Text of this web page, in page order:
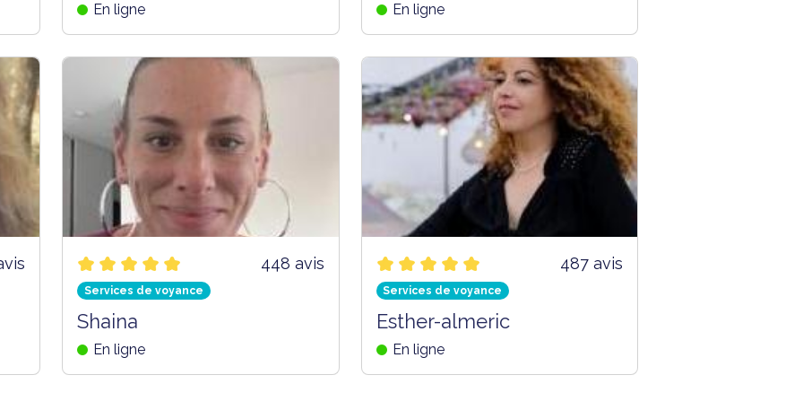
En ligne En ligne
448 avis
Services de voyance
Shaina
En ligne
487 avis
Services de voyance
Esther-almeric
En ligne